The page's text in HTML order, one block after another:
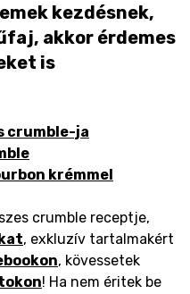
kezdésnek,
akkor érdemes
is
crumble-ja
krémmel
crumble receptje,
, exkluzív tartalmakért
, kövessetek
! Ha nem éritek be